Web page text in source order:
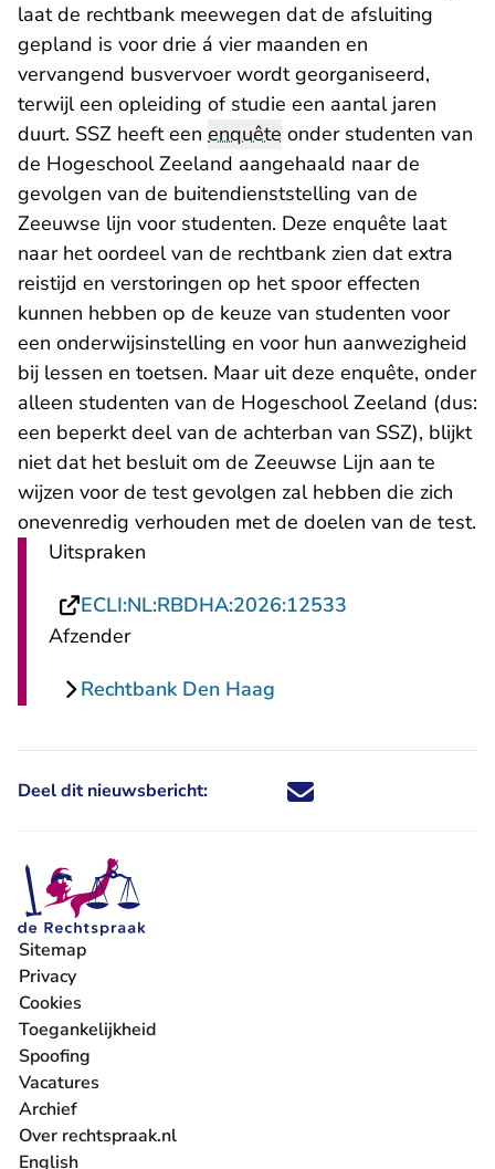
laat de rechtbank meewegen dat de afsluiting
gepland is voor drie á vier maanden en
vervangend busvervoer wordt georganiseerd,
terwijl een opleiding of studie een aantal jaren
duurt. SSZ heeft een enquête onder studenten van
de Hogeschool Zeeland aangehaald naar de
gevolgen van de buitendienststelling van de
Zeeuwse lijn voor studenten. Deze enquête laat
naar het oordeel van de rechtbank zien dat extra
reistijd en verstoringen op het spoor effecten
kunnen hebben op de keuze van studenten voor
een onderwijsinstelling en voor hun aanwezigheid
bij lessen en toetsen. Maar uit deze enquête, onder
alleen studenten van de Hogeschool Zeeland (dus:
een beperkt deel van de achterban van SSZ), blijkt
niet dat het besluit om de Zeeuwse Lijn aan te
wijzen voor de test gevolgen zal hebben die zich
onevenredig verhouden met de doelen van de test.
Uitspraken
ECLI:NL:RBDHA:2026:12533
Afzender
Rechtbank Den Haag
Deel dit nieuwsbericht: Deel dit nieuwsbericht via X -
Deel dit nieuwsbericht via
Deel dit nieuwsbericht
Deel dit
Sitemap
Privacy
Cookies
Toegankelijkheid
Spoofing
Vacatures
- U verlaat Rechtspraak.nl
Archief
Over rechtspraak.nl
English